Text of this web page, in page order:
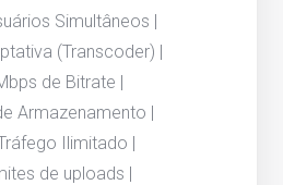
Simultâneos |
(Transcoder) |
de Bitrate |
Armazenamento |
Ilimitado |
de uploads |